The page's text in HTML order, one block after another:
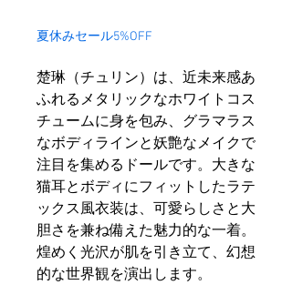
格
価
格
夏休みセール5%OFF
楚琳（チュリン）は、近未来感あ
ふれるメタリックなホワイトコス
チュームに身を包み、グラマラス
なボディラインと妖艶なメイクで
注目を集めるドールです。大きな
猫耳とボディにフィットしたラテ
ックス風衣装は、可愛らしさと大
胆さを兼ね備えた魅力的な一着。
煌めく光沢が肌を引き立て、幻想
的な世界観を演出します。